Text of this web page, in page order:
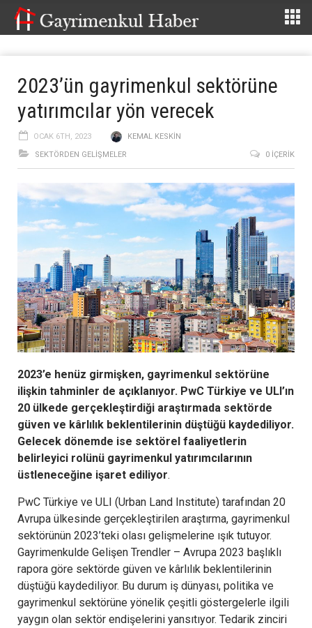
2023’ün gayrimenkul sektörüne
yatırımcılar yön verecek
OCAK 6TH, 2023
KEMAL KESKIN
SEKTÖRDEN GELIŞMELER
0 İÇERIK
2023’e henüz girmişken, gayrimenkul sektörüne
ilişkin tahminler de açıklanıyor. PwC Türkiye ve ULI’ın
20 ülkede gerçekleştirdiği araştırmada sektörde
güven ve kârlılık beklentilerinin düştüğü kaydediliyor.
Gelecek dönemde ise sektörel faaliyetlerin
belirleyici rolünü gayrimenkul yatırımcılarının
üstleneceğine işaret ediliyor.
PwC Türkiye ve ULI (Urban Land Institute) tarafından 20
Avrupa ülkesinde gerçekleştirilen araştırma, gayrimenkul
sektörünün 2023’teki olası gelişmelerine ışık tutuyor.
Gayrimenkulde Gelişen Trendler – Avrupa 2023 başlıklı
rapora göre sektörde güven ve kârlılık beklentilerinin
düştüğü kaydediliyor. Bu durum iş dünyası, politika ve
gayrimenkul sektörüne yönelik çeşitli göstergelerle ilgili
yaygın olan sektör endişelerini yansıtıyor. Tedarik zinciri